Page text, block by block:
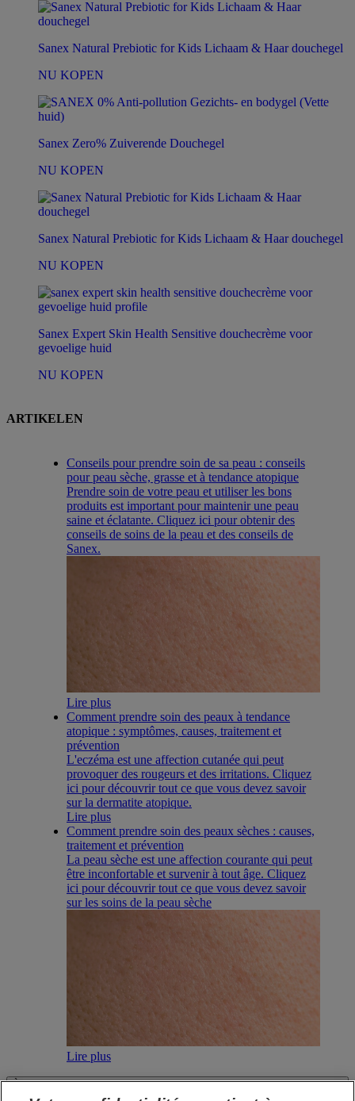
Sanex Natural Prebiotic for Kids Lichaam & Haar douchegel
NU KOPEN
Sanex Zero% Zuiverende Douchegel
NU KOPEN
Sanex Natural Prebiotic for Kids Lichaam & Haar douchegel
NU KOPEN
Sanex Expert Skin Health Sensitive douchecrème voor
gevoelige huid
NU KOPEN
ARTIKELEN
Conseils pour prendre soin de sa peau : conseils
pour peau sèche, grasse et à tendance atopique
Prendre soin de votre peau et utiliser les bons
produits est important pour maintenir une peau
saine et éclatante. Cliquez ici pour obtenir des
conseils de soins de la peau et des conseils de
Sanex.
Lire plus
Comment prendre soin des peaux à tendance
atopique : symptômes, causes, traitement et
prévention
L'eczéma est une affection cutanée qui peut
provoquer des rougeurs et des irritations. Cliquez
ici pour découvrir tout ce que vous devez savoir
sur la dermatite atopique.
Lire plus
Comment prendre soin des peaux sèches : causes,
traitement et prévention
La peau sèche est une affection courante qui peut
être inconfortable et survenir à tout âge. Cliquez
ici pour découvrir tout ce que vous devez savoir
sur les soins de la peau sèche
Lire plus
À PROPOS DE SANEX